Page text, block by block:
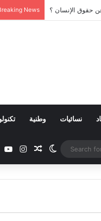
News حقوق الإنسان ؟
وطنية نسائيات
YouTubeInstagramRandom Article
Switch skin